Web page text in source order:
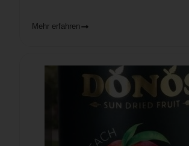
Mehr erfahren